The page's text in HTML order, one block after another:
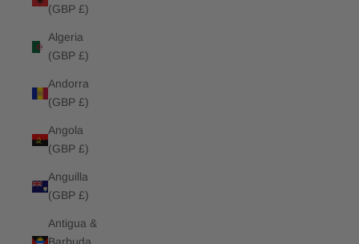
(GBP £)
Algeria
(GBP £)
Andorra
(GBP £)
Angola
(GBP £)
Anguilla
(GBP £)
Antigua &